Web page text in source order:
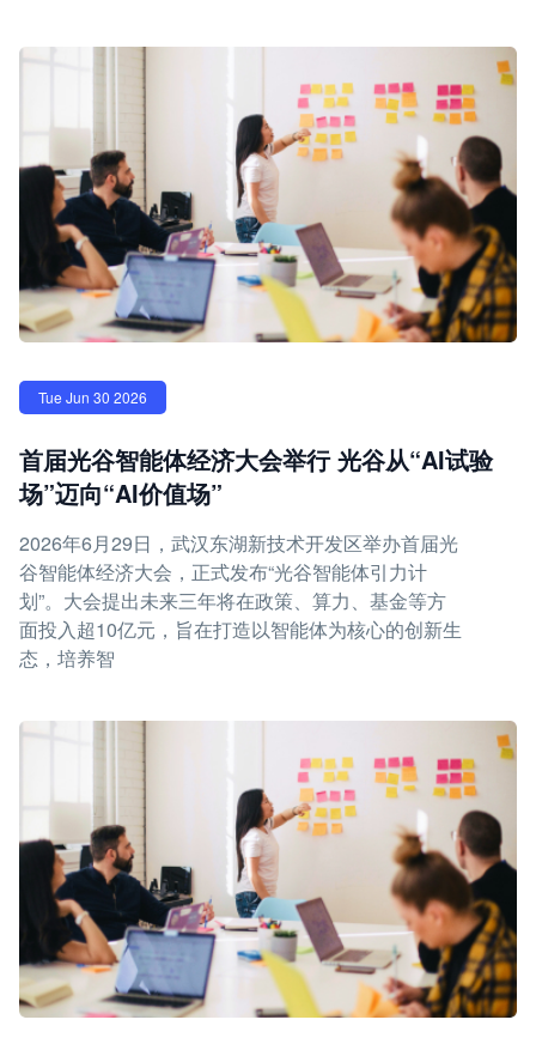
Tue Jun 30 2026
首届光谷智能体经济大会举行 光谷从“AI试验
场”迈向“AI价值场”
2026年6月29日，武汉东湖新技术开发区举办首届光
谷智能体经济大会，正式发布“光谷智能体引力计
划”。大会提出未来三年将在政策、算力、基金等方
面投入超10亿元，旨在打造以智能体为核心的创新生
态，培养智